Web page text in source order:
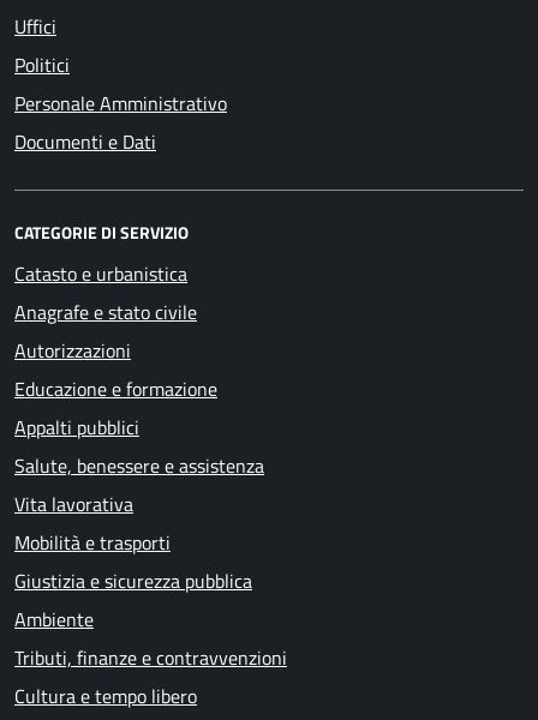
Uffici
Politici
Personale Amministrativo
Documenti e Dati
CATEGORIE DI SERVIZIO
Catasto e urbanistica
Anagrafe e stato civile
Autorizzazioni
Educazione e formazione
Appalti pubblici
Salute, benessere e assistenza
Vita lavorativa
Mobilità e trasporti
Giustizia e sicurezza pubblica
Ambiente
Tributi, finanze e contravvenzioni
Cultura e tempo libero